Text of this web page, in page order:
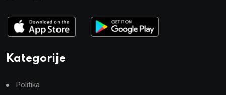
Kategorije
Politika